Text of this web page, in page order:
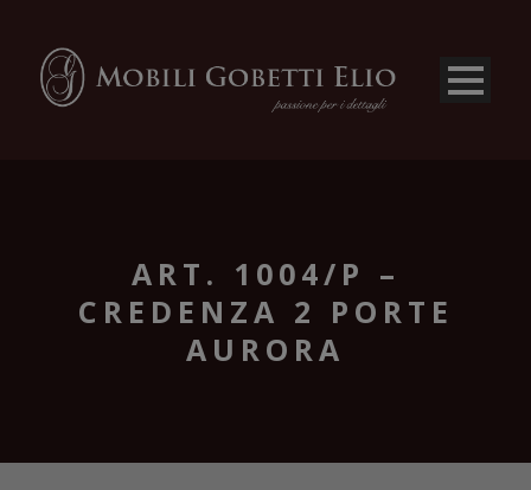
ART. 1004/P –
CREDENZA 2 PORTE
AURORA